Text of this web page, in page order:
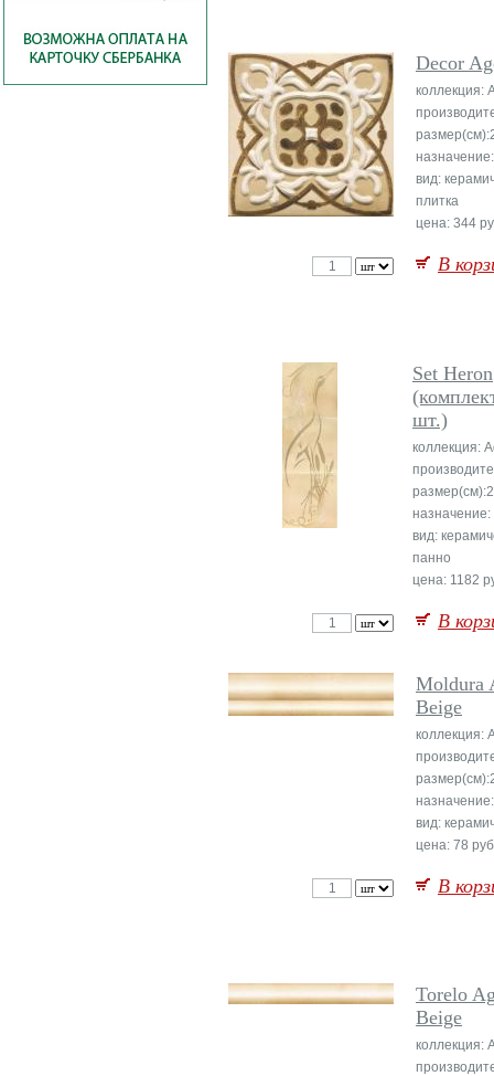
Decor
коллекция:
вид:
плитка
цена: 344
В
Set Heron
шт.)
коллекция:
вид:
панно
цена: 1182
В
Moldura
Beige
коллекция:
вид:
цена: 78
В
Torelo
Beige
коллекция: